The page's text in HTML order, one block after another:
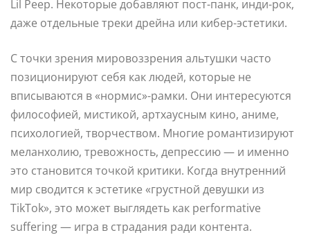
Lil Peep. Некоторые добавляют пост-панк, инди-рок,
даже отдельные треки дрейна или кибер-эстетики.
С точки зрения мировоззрения альтушки часто
позиционируют себя как людей, которые не
вписываются в «нормис»-рамки. Они интересуются
философией, мистикой, артхаусным кино, аниме,
психологией, творчеством. Многие романтизируют
меланхолию, тревожность, депрессию — и именно
это становится точкой критики. Когда внутренний
мир сводится к эстетике «грустной девушки из
TikTok», это может выглядеть как performative
suffering — игра в страдания ради контента.